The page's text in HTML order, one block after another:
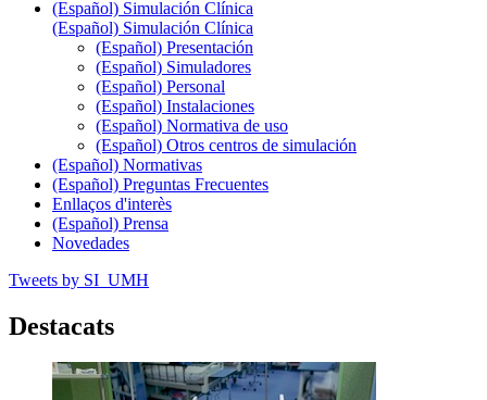
(Español) Simulación Clínica
(Español) Simulación Clínica
(Español) Presentación
(Español) Simuladores
(Español) Personal
(Español) Instalaciones
(Español) Normativa de uso
(Español) Otros centros de simulación
(Español) Normativas
(Español) Preguntas Frecuentes
Enllaços d'interès
(Español) Prensa
Novedades
Tweets by SI_UMH
Destacats